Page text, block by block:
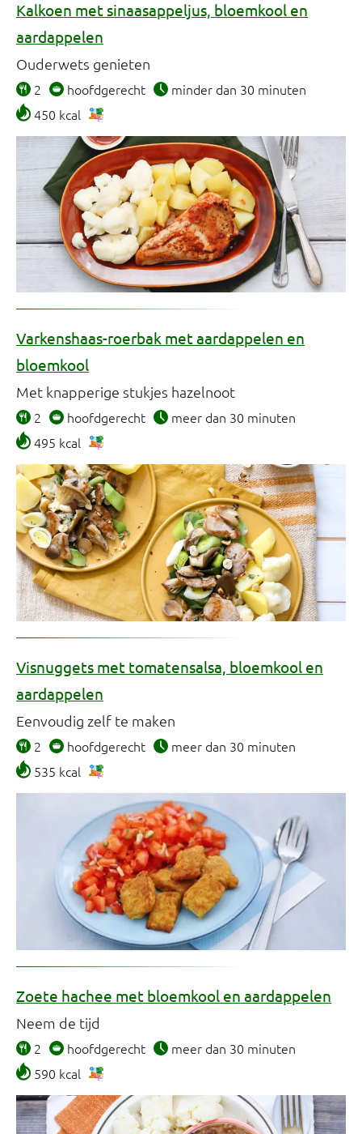
Kalkoen met sinaasappeljus, bloemkool en
aardappelen
Ouderwets genieten
2 hoofdgerecht
minder dan 30 minuten
450 kcal
Varkenshaas-roerbak met aardappelen en
bloemkool
Met knapperige stukjes hazelnoot
2 hoofdgerecht
meer dan 30 minuten
495 kcal
Visnuggets met tomatensalsa, bloemkool en
aardappelen
Eenvoudig zelf te maken
2 hoofdgerecht
meer dan 30 minuten
535 kcal
Zoete hachee met bloemkool en aardappelen
Neem de tijd
2 hoofdgerecht
meer dan 30 minuten
590 kcal